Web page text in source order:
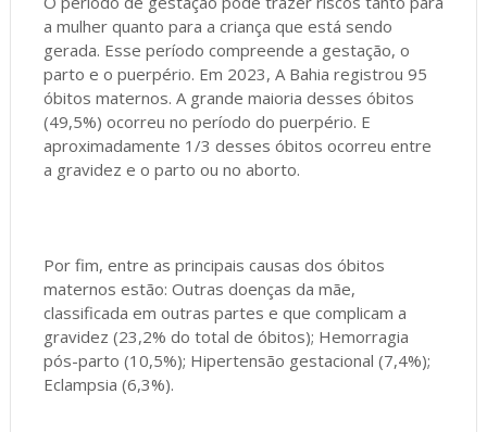
a mulher quanto para a criança que está sendo
gerada. Esse período compreende a gestação, o
parto e o puerpério. Em 2023, A Bahia registrou 95
óbitos maternos. A grande maioria desses óbitos
(49,5%) ocorreu no período do puerpério. E
aproximadamente 1/3 desses óbitos ocorreu entre
a gravidez e o parto ou no aborto.
Por fim, entre as principais causas dos óbitos
maternos estão: Outras doenças da mãe,
classificada em outras partes e que complicam a
gravidez (23,2% do total de óbitos); Hemorragia
pós-parto (10,5%); Hipertensão gestacional (7,4%);
Eclampsia (6,3%).